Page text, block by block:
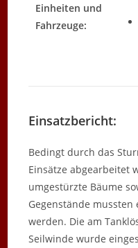
Einheiten und
Fahrzeuge:
Einsatzbericht:
Bedingt durch das
Einsätze abgearbeitet
umgestürzte Bäume
Gegenstände
werden. Die am
Seilwinde wurde